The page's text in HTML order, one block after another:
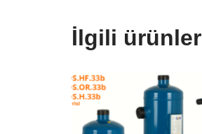
İlgili ürünler